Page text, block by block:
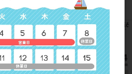
参考上代 2,900円